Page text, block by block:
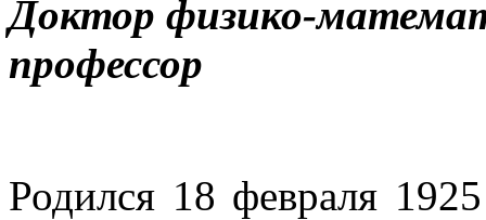
Доктор физико-
профессор
Родился 18 февраля